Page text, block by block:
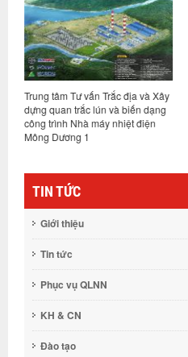
Trung tâm Tư vấn Trắc địa và Xây
dựng quan trắc lún và biến dạng
công trình Nhà máy nhiệt điện
Mông Dương 1
TIN TỨC
Giới thiệu
Tin tức
Phục vụ QLNN
KH & CN
Đào tạo